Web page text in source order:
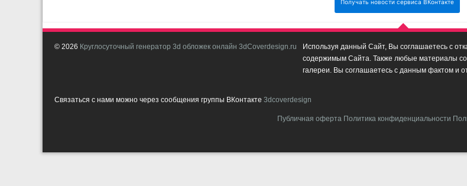
Получать новости сервиса ВКонтакте
© 2026 Круглосуточный генератор 3d обложек онлайн 3dCoverdesign.ru
Используя данный Сайт, Вы соглашаетесь с
содержимым Сайта. Также любые материалы
галереи. Вы соглашаетесь с данным фактом и
Связаться с нами можно через сообщения группы ВКонтакте 3dcoverdesign
Публичная оферта Политика конфиденциальности